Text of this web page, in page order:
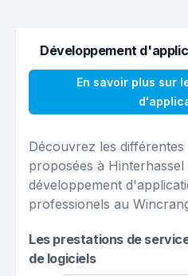
Développement
En savoir plus sur
Découvrez les
proposées à
développement
professionels au
Les prestations de
de logiciels